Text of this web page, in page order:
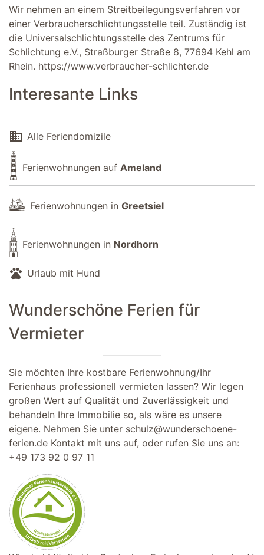
Wir nehmen an einem Streitbeilegungsverfahren vor
einer Verbraucherschlichtungsstelle teil. Zuständig ist
die Universalschlichtungsstelle des Zentrums für
Schlichtung e.V., Straßburger Straße 8, 77694 Kehl am
Rhein. https://www.verbraucher-schlichter.de
Interesante Links
domain Alle Feriendomizile
Ferienwohnungen auf Ameland
Ferienwohnungen in Greetsiel
Ferienwohnungen in Nordhorn
pets Urlaub mit Hund
Wunderschöne Ferien für
Vermieter
Sie möchten Ihre kostbare Ferienwohnung/Ihr
Ferienhaus professionell vermieten lassen? Wir legen
großen Wert auf Qualität und Zuverlässigkeit und
behandeln Ihre Immobilie so, als wäre es unsere
eigene. Nehmen Sie unter schulz@wunderschoene-
ferien.de Kontakt mit uns auf, oder rufen Sie uns an:
+49 173 92 0 97 11